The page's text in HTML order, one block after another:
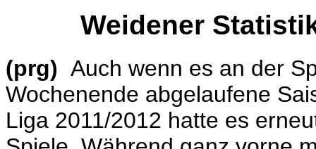
Weidener
(prg) Auch wenn es an der
Wochenende abgelaufene
Liga 2011/2012 hatte es